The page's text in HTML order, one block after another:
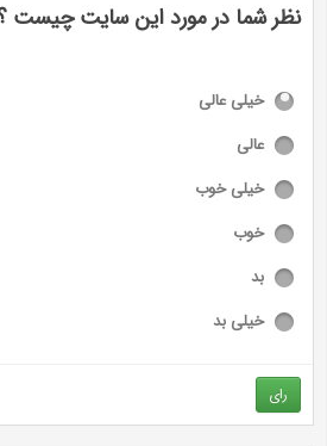
نظر شما در مورد این سایت چیست ؟
خیلی عالی
عالی
خیلی خوب
خوب
بد
خیلی بد
رای